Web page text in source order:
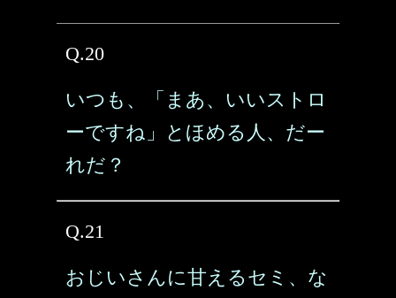
Q.20
いつも、「まあ、いいストロ
ーですね」とほめる人、だー
れだ？
Q.21
おじいさんに甘えるセミ、な